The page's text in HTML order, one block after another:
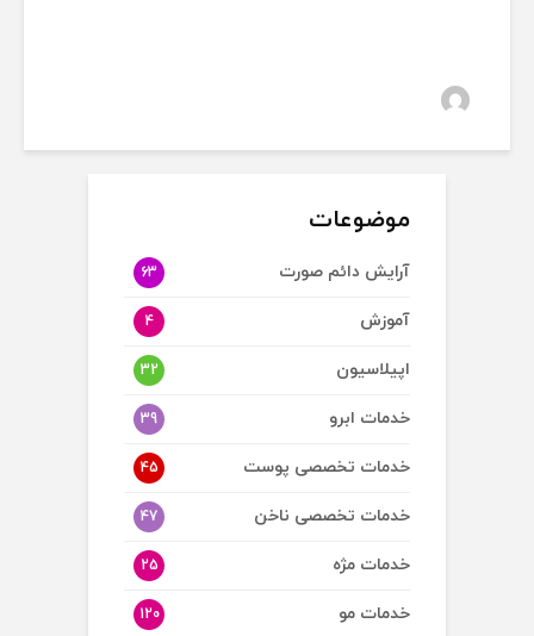
موضوعات
آرایش دائم صورت 63
آموزش 4
اپیلاسیون 32
خدمات ابرو 39
خدمات تخصصی پوست 45
خدمات تخصصی ناخن 47
خدمات مژه 25
خدمات مو 120